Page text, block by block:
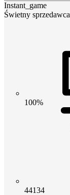
Instant_game
Świetny sprzedawca
100%
44134